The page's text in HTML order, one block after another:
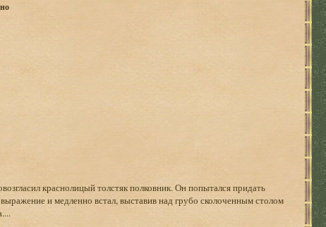
краснолицый толстяк полковник. Он попытался придать
и медленно встал, выставив над грубо сколоченным столом